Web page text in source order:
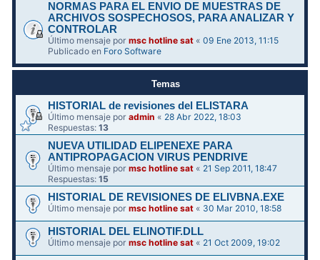
NORMAS PARA EL ENVIO DE MUESTRAS DE
ARCHIVOS SOSPECHOSOS, PARA ANALIZAR Y
CONTROLAR
Último mensaje pormsc hotline sat «09 Ene 2013, 11:15
Publicado en Foro Software
Temas
HISTORIAL de revisiones del ELISTARA
Último mensaje poradmin « 28 Abr 2022, 18:03
Respuestas:13
NUEVA UTILIDAD ELIPENEXE PARA
ANTIPROPAGACION VIRUS PENDRIVE
Último mensaje pormsc hotline sat « 21 Sep 2011, 18:47
Respuestas:15
HISTORIAL DE REVISIONES DE ELIVBNA.EXE
Último mensaje pormsc hotline sat « 30 Mar 2010, 18:58
HISTORIAL DEL ELINOTIF.DLL
Último mensaje pormsc hotline sat « 21 Oct 2009, 19:02